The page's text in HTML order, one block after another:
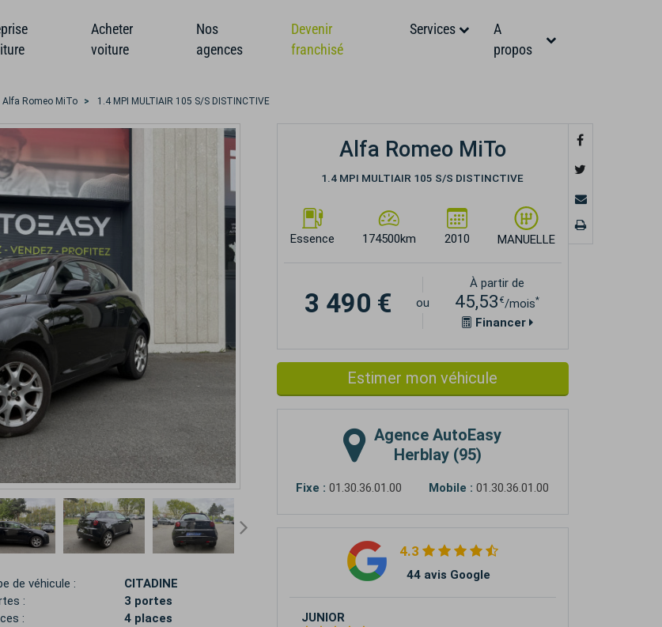
Acheter
voiture
Nos
agences
Devenir
franchisé
Services
A
propos
Alfa Romeo MiTo 1.4 MPI MULTIAIR 105 S/S DISTINCTIVE
de véhicule :
CITADINE
:
3 portes
:
4 places
Alfa Romeo MiTo
1.4 MPI MULTIAIR 105 S/S DISTINCTIVE
Essence 174500km 2010 MANUELLE
3 490 € ou
À partir de
45,53 €/mois*
Financer
Estimer mon véhicule
Agence AutoEasy
Herblay (95)
Fixe : 01.30.36.01.00 Mobile : 01.30.36.01.00
4.3
44 avis Google
JUNIOR